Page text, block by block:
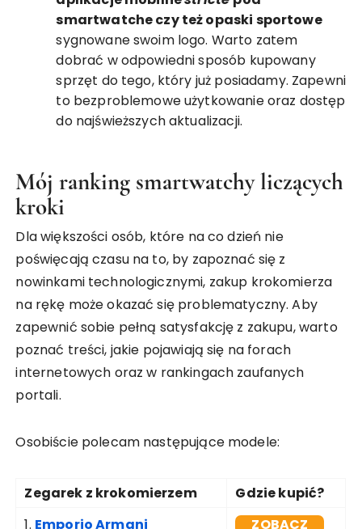
smartwatche czy też opaski sportowe
sygnowane swoim logo. Warto zatem
dobrać w odpowiedni sposób kupowany
sprzęt do tego, który już posiadamy. Zapewni
to bezproblemowe użytkowanie oraz dostęp
do najświeższych aktualizacji.
Mój ranking smartwatchy liczących
kroki
Dla większości osób, które na co dzień nie
poświęcają czasu na to, by zapoznać się z
nowinkami technologicznymi, zakup krokomierza
na rękę może okazać się problematyczny. Aby
zapewnić sobie pełną satysfakcję z zakupu, warto
poznać treści, jakie pojawiają się na forach
internetowych oraz w rankingach zaufanych
portali.
Osobiście polecam następujące modele:
Zegarek z krokomierzem
Gdzie kupić?
1. Emporio Armani
ZOBACZ